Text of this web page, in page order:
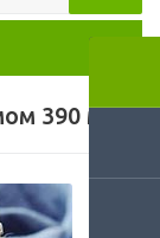
390 мл